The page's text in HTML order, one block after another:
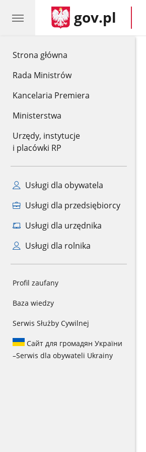
Strona główna
Rada Ministrów
Kancelaria Premiera
Ministerstwa
Urzędy, instytucje
i placówki RP
Usługi dla obywatela
Usługi dla przedsiębiorcy
Usługi dla urzędnika
Usługi dla rolnika
Profil zaufany
Baza wiedzy
Serwis Służby Cywilnej
Сайт для громадян України
–Serwis dla obywateli Ukrainy
gov.pl